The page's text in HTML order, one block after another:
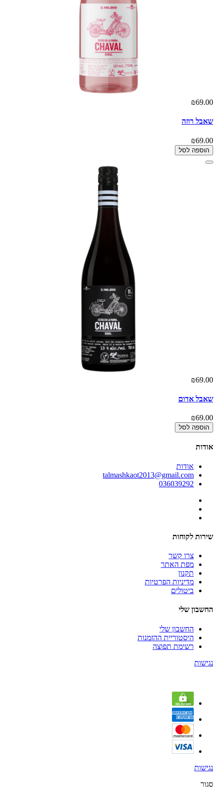
₪69.00
שאבל רוזה
₪69.00
הוספה לסל
₪69.00
שאבל אדום
₪69.00
הוספה לסל
אודות
אודות
talmashkaot2013@gmail.com
036039292
שירות לקוחות
צרו קשר
מפת האתר
תקנון
מדיניות הפרטיות
ביטולים
החשבון שלי
החשבון שלי
היסטוריית ההזמנות
רשימת תפוצה
נגישות
נגישות
סגור